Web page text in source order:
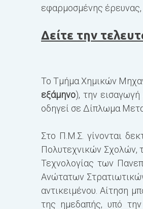
εφαρμοσμένης
Δείτε την
Το Τμήμα Χημικών
εξάμηνο), την
οδηγεί σε Δίπλωμα
Στο Π.Μ.Σ. γίνονται
Πολυτεχνικών Σχολών,
Τεχνολογίας των
Ανώτατων
αντικειμένου. Αίτηση
της ημεδαπής, υπό